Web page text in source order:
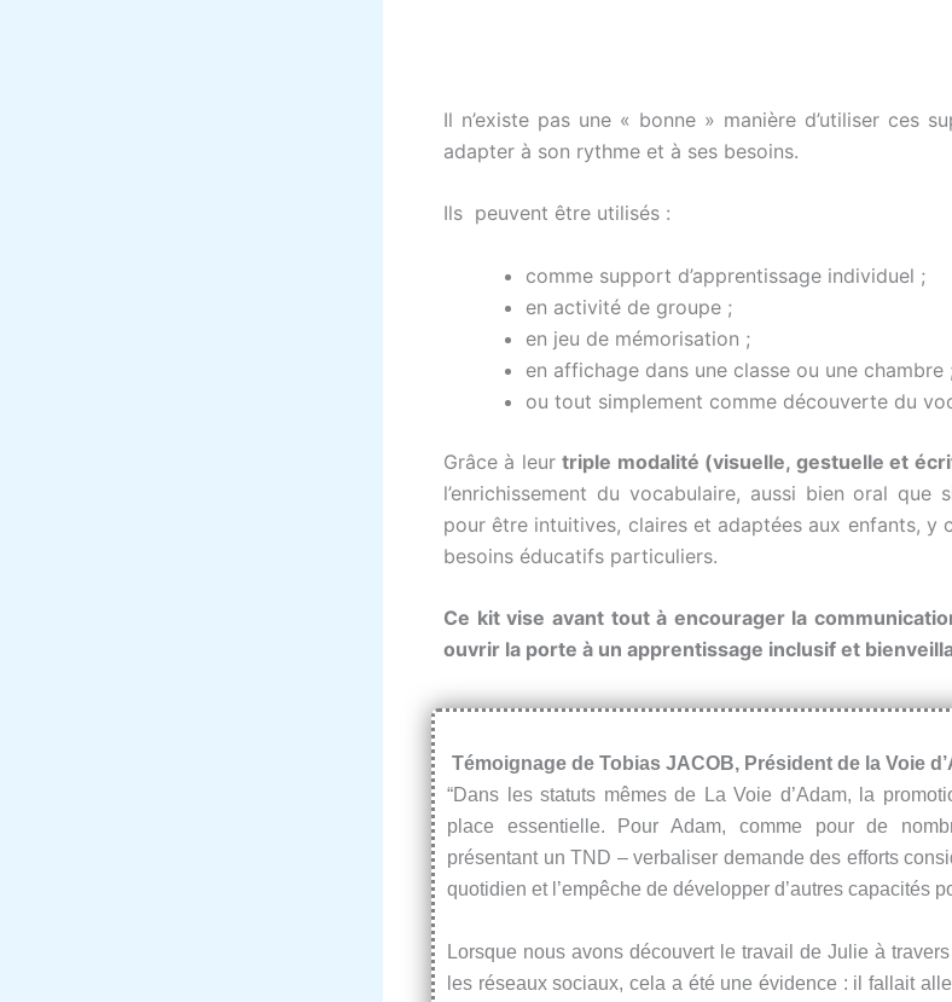
Il n’existe pas une « bonne » manière d’utiliser ces
adapter à son rythme et à ses besoins.
Ils peuvent être utilisés :
comme support d’apprentissage individuel ;
en activité de groupe ;
en jeu de mémorisation ;
en affichage dans une classe ou une chambre
ou tout simplement comme découverte du
Grâce à leurtriple modalité (visuelle, gestuelle et
l’enrichissement du vocabulaire, aussi bien oral que
pour être intuitives, claires et adaptées aux enfants, y
besoins éducatifs particuliers.
Ce kit vise avant tout à encourager la
ouvrir la porte à un apprentissage inclusif et
Témoignage de Tobias JACOB, Président de la Voie
“Dans les statuts mêmes de La Voie d’Adam, la
place essentielle. Pour Adam, comme pour de
présentant un TND – verbaliser demande des efforts
quotidien et l’empêche de développer d’autres capacités
Lorsque nous avons découvert le travail de Julie à
les réseaux sociaux, cela a été une évidence : il fallait